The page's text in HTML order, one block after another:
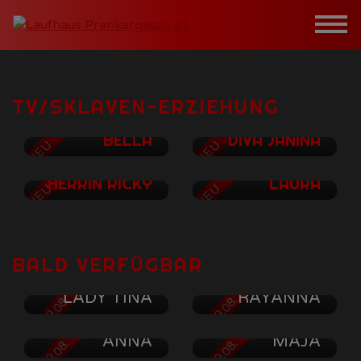
content
Haus
Girls
zu OaseX
TV/SKLAVEN-ERZIEHUNG
NEU BELLA NEU DIVA JANINA
NEUHERRIN RICKY NEU LAURA
BALD VERFÜGBAR
AB 09.08.LADY TINA AB 09.08.RAYANNA
ANNA MAJA